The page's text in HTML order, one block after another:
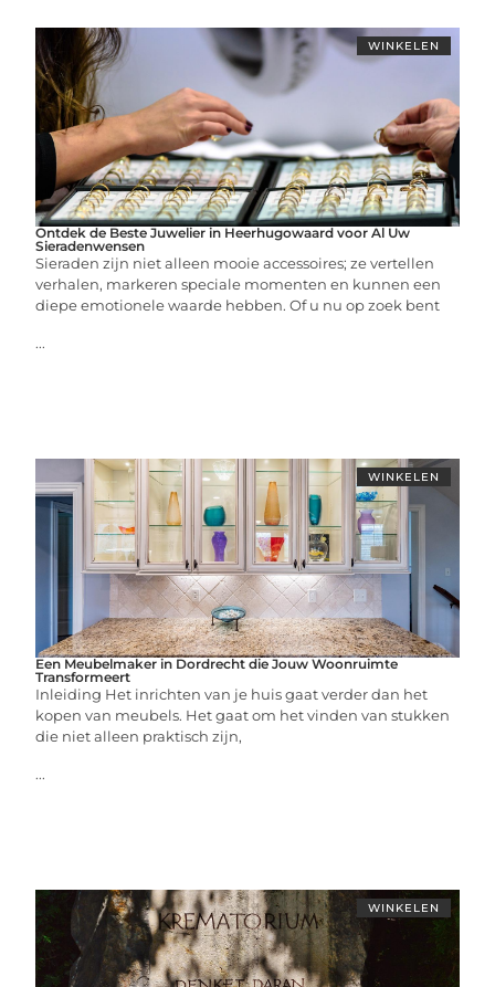
WINKELEN
Ontdek de Beste Juwelier in Heerhugowaard voor Al Uw
Sieradenwensen
Sieraden zijn niet alleen mooie accessoires; ze vertellen
verhalen, markeren speciale momenten en kunnen een
diepe emotionele waarde hebben. Of u nu op zoek bent
...
WINKELEN
Een Meubelmaker in Dordrecht die Jouw Woonruimte
Transformeert
Inleiding Het inrichten van je huis gaat verder dan het
kopen van meubels. Het gaat om het vinden van stukken
die niet alleen praktisch zijn,
...
WINKELEN